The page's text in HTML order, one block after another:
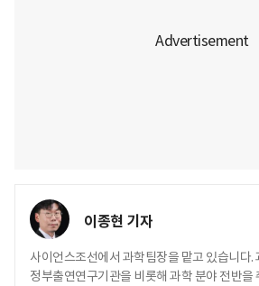
이종현 기자
사이언스조선에서 과학팀장을 맡고 있습니다
정부출연연구기관을 비롯해 과학 분야 전반을